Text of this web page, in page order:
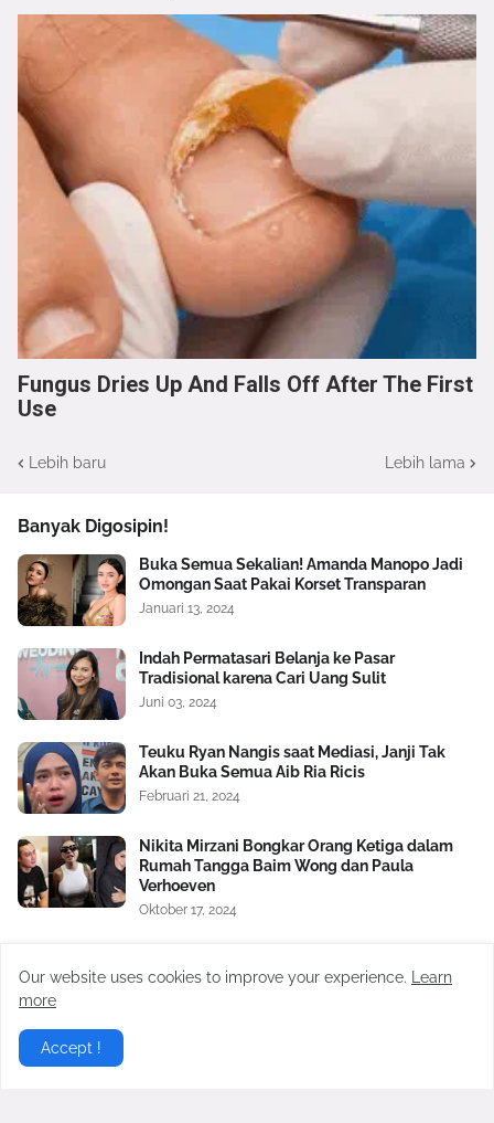
Fungus Dries Up And Falls Off After The First
Use
Lebih baru Lebih lama
Banyak Digosipin!
Buka Semua Sekalian! Amanda Manopo Jadi
Omongan Saat Pakai Korset Transparan
Januari 13, 2024
Indah Permatasari Belanja ke Pasar
Tradisional karena Cari Uang Sulit
Juni 03, 2024
Teuku Ryan Nangis saat Mediasi, Janji Tak
Akan Buka Semua Aib Ria Ricis
Februari 21, 2024
Nikita Mirzani Bongkar Orang Ketiga dalam
Rumah Tangga Baim Wong dan Paula
Verhoeven
Oktober 17, 2024
Dibongkar, Berawal Sakit Hati pada Baim
Our website uses cookies to improve your experience.
Learn
more
Accept !